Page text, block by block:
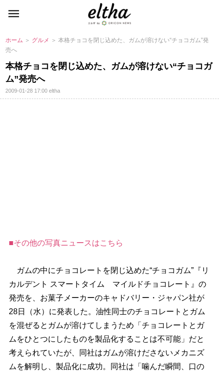
ホーム ＞ グルメ ＞ 本格チョコを閉じ込めた、ガムが溶けない“チョコガム”発
売へ
本格チョコを閉じ込めた、ガムが溶けない“チョコガ
ム”発売へ
2009-01-28 17:00eltha
■その他の写真ニュースはこちら
ガムの中にチョコレートを閉じ込めた“チョコガム”『リ
カルデント スマートタイム マイルドチョコレート』の
発売を、お菓子メーカーのキャドバリー・ジャパン社が
28日（水）に発表した。油性同士のチョコレートとガム
を混ぜるとガムが溶けてしまうため「チョコレートとガ
ムをひとつにしたものを製品化することは不可能」だと
考えられていたが、同社はガムが溶けださないメカニズ
ムを解明し、製品化に成功。同社は「噛んだ瞬間、口の